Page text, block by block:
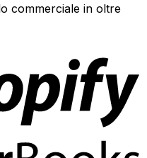
commerciale in oltre